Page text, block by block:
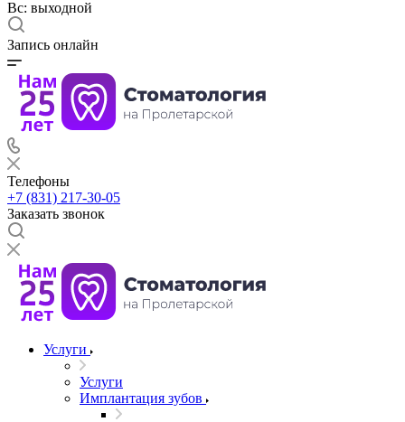
Вс: выходной
Запись онлайн
Телефоны
+7 (831) 217-30-05
Заказать звонок
Услуги
Услуги
Имплантация зубов